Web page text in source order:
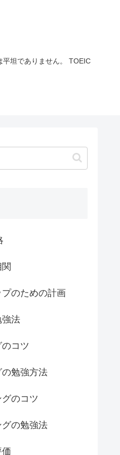
坦でありません。 TOEIC
のための計画
強法
コツ
勉強方法
のコツ
の勉強法